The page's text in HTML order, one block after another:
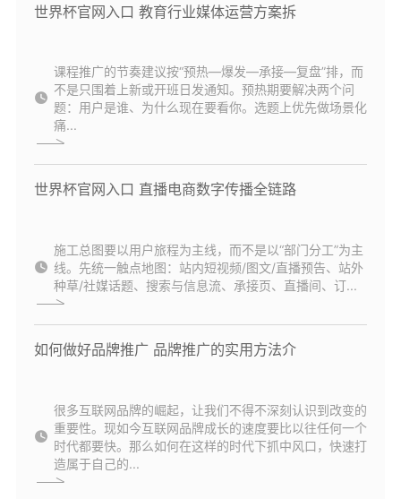
世界杯官网入口 教育行业媒体运营方案拆
课程推广的节奏建议按“预热—爆发—承接—复盘”排，而
不是只围着上新或开班日发通知。预热期要解决两个问
题：用户是谁、为什么现在要看你。选题上优先做场景化
痛...
世界杯官网入口 直播电商数字传播全链路
施工总图要以用户旅程为主线，而不是以“部门分工”为主
线。先统一触点地图：站内短视频/图文/直播预告、站外
种草/社媒话题、搜索与信息流、承接页、直播间、订...
如何做好品牌推广 品牌推广的实用方法介
很多互联网品牌的崛起，让我们不得不深刻认识到改变的
重要性。现如今互联网品牌成长的速度要比以往任何一个
时代都要快。那么如何在这样的时代下抓中风口，快速打
造属于自己的...